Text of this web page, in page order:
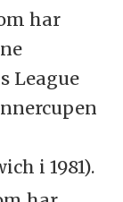
har
League
i 1981).